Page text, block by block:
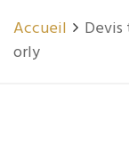
Accueil
Devis
orly